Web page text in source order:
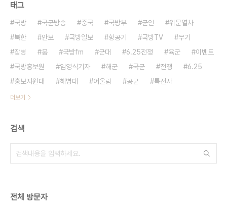
태그
국방 국군방송 중국 국방부 군인
위문열차
북한
안보 국방일보 항공기 국방TV
무기
장병
붐 국방fm 군대 6.25전쟁 육군
이벤트
국방홍보원
임영식기자 해군 국군 전쟁
6.25
홍보지원대
해병대 어울림 공군 특전사
더보기
검색
전체 방문자